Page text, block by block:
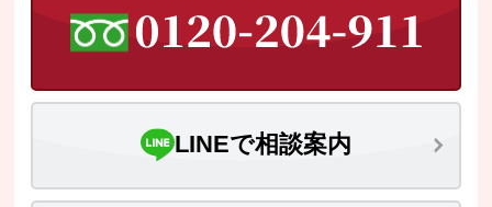
LINEで相談案内